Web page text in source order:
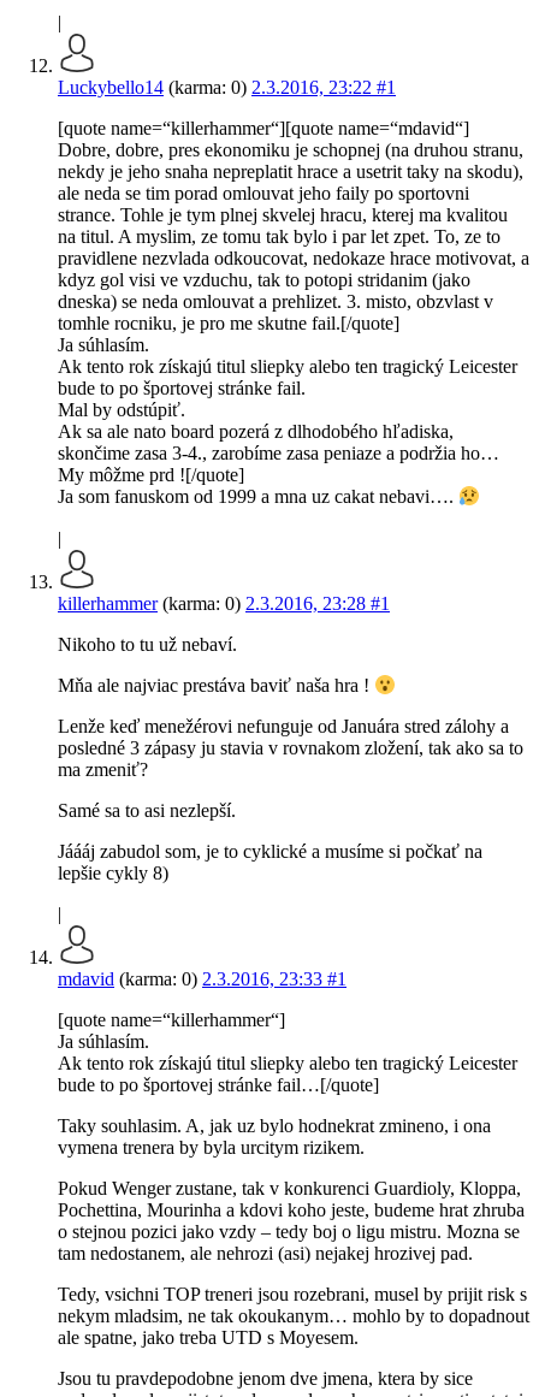
Luckybello14 (karma: 0) 2.3.2016, 23:22 #1
[quote name=“killerhammer“][quote name=“mdavid“]
Dobre, dobre, pres ekonomiku je schopnej (na druhou stranu,
nekdy je jeho snaha nepreplatit hrace a usetrit taky na skodu),
ale neda se tim porad omlouvat jeho faily po sportovni
strance. Tohle je tym plnej skvelej hracu, kterej ma kvalitou
na titul. A myslim, ze tomu tak bylo i par let zpet. To, ze to
pravidlene nezvlada odkoucovat, nedokaze hrace motivovat, a
kdyz gol visi ve vzduchu, tak to potopi stridanim (jako
dneska) se neda omlouvat a prehlizet. 3. misto, obzvlast v
tomhle rocniku, je pro me skutne fail.[/quote]
Ja súhlasím.
Ak tento rok získajú titul sliepky alebo ten tragický Leicester
bude to po športovej stránke fail.
Mal by odstúpiť.
Ak sa ale nato board pozerá z dlhodobého hľadiska,
skončime zasa 3-4., zarobíme zasa peniaze a podržia ho…
My môžme prd ![/quote]
Ja som fanuskom od 1999 a mna uz cakat nebavi….
|
killerhammer(karma: 0) 2.3.2016, 23:28 #1
Nikoho to tu už nebaví.
Mňa ale najviac prestáva baviť naša hra !
Lenže keď menežérovi nefunguje od Januára stred zálohy a
posledné 3 zápasy ju stavia v rovnakom zložení, tak ako sa to
ma zmeniť?
Samé sa to asi nezlepší.
Jáááj zabudol som, je to cyklické a musíme si počkať na
lepšie cykly 8)
|
mdavid (karma: 0) 2.3.2016, 23:33 #1
[quote name=“killerhammer“]
Ja súhlasím.
Ak tento rok získajú titul sliepky alebo ten tragický Leicester
bude to po športovej stránke fail…[/quote]
Taky souhlasim. A, jak uz bylo hodnekrat zmineno, i ona
vymena trenera by byla urcitym rizikem.
Pokud Wenger zustane, tak v konkurenci Guardioly, Kloppa,
Pochettina, Mourinha a kdovi koho jeste, budeme hrat zhruba
o stejnou pozici jako vzdy – tedy boj o ligu mistru. Mozna se
tam nedostanem, ale nehrozi (asi) nejakej hrozivej pad.
Tedy, vsichni TOP treneri jsou rozebrani, musel by prijit risk s
nekym mladsim, ne tak okoukanym… mohlo by to dopadnout
ale spatne, jako treba UTD s Moyesem.
Jsou tu pravdepodobne jenom dve jmena, ktera by sice